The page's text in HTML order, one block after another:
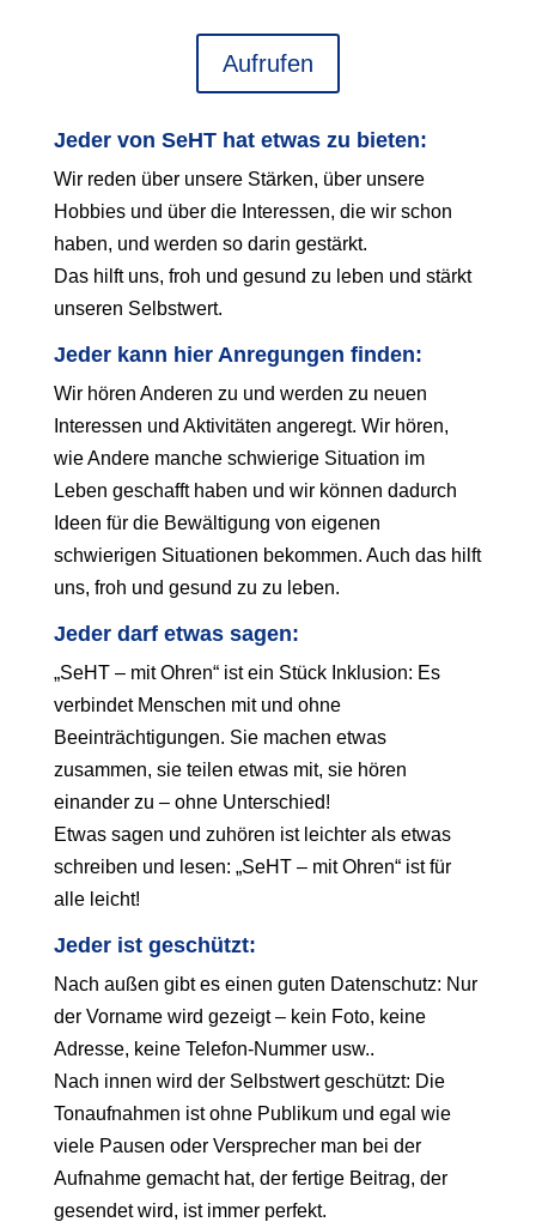
Aufrufen
Jeder von SeHT hat etwas zu bieten:
Wir reden über unsere Stärken, über unsere
Hobbies und über die Interessen, die wir schon
haben, und werden so darin gestärkt.
Das hilft uns, froh und gesund zu leben und stärkt
unseren Selbstwert.
Jeder kann hier Anregungen finden:
Wir hören Anderen zu und werden zu neuen
Interessen und Aktivitäten angeregt. Wir hören,
wie Andere manche schwierige Situation im
Leben geschafft haben und wir können dadurch
Ideen für die Bewältigung von eigenen
schwierigen Situationen bekommen. Auch das hilft
uns, froh und gesund zu zu leben.
Jeder darf etwas sagen:
„SeHT – mit Ohren“ ist ein Stück Inklusion: Es
verbindet Menschen mit und ohne
Beeinträchtigungen. Sie machen etwas
zusammen, sie teilen etwas mit, sie hören
einander zu – ohne Unterschied!
Etwas sagen und zuhören ist leichter als etwas
schreiben und lesen: „SeHT – mit Ohren“ ist für
alle leicht!
Jeder ist geschützt:
Nach außen gibt es einen guten Datenschutz: Nur
der Vorname wird gezeigt – kein Foto, keine
Adresse, keine Telefon-Nummer usw..
Nach innen wird der Selbstwert geschützt: Die
Tonaufnahmen ist ohne Publikum und egal wie
viele Pausen oder Versprecher man bei der
Aufnahme gemacht hat, der fertige Beitrag, der
gesendet wird, ist immer perfekt.